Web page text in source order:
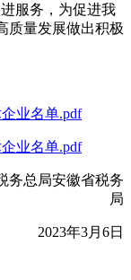
服务，为促进我
质量发展做出积极
业名单.pdf
业名单.pdf
总局安徽省税务
局
2023年3月6日